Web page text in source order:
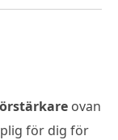
ovan
för dig för